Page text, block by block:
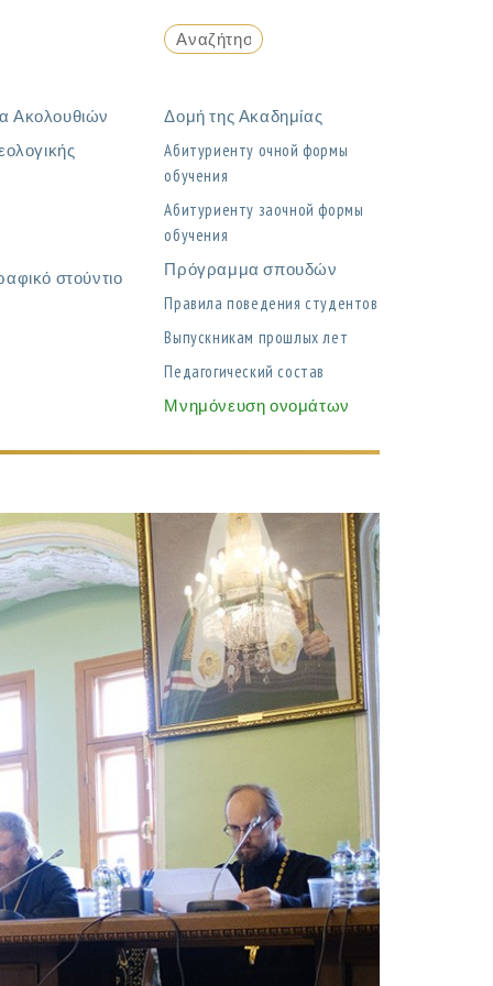
Ακολουθιών
στούντιο
Δομή της Ακαδημίας
Абитуриенту очной формы
обучения
Абитуриенту заочной формы
обучения
Πρόγραμμα σπουδών
Правила поведения студентов
Выпускникам прошлых лет
Педагогический состав
Μνημόνευση ονομάτων